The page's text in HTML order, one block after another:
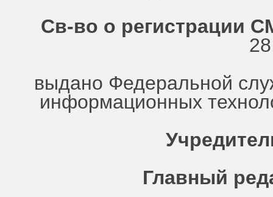
Св-во о регистрации
выдано Федеральной
информационных
Главный